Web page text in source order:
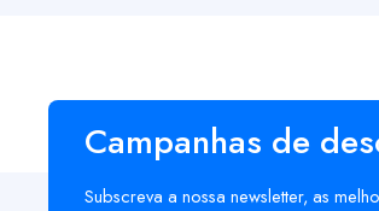
Campanhas de
Subscreva a nossa newsletter, as